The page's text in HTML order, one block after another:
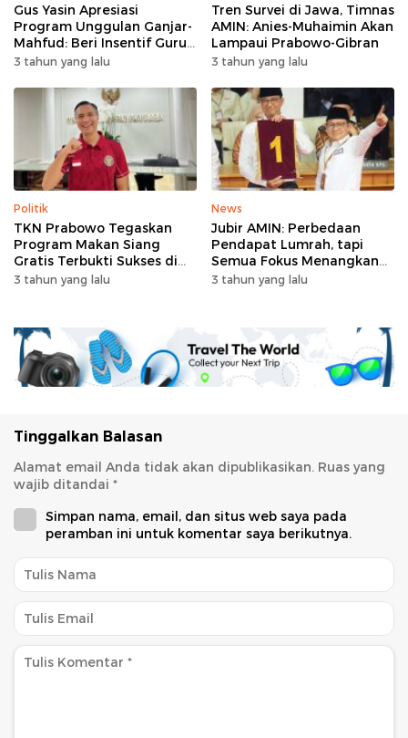
Gus Yasin Apresiasi
Program Unggulan Ganjar-
Mahfud: Beri Insentif Guru
Agama
3 tahun yang lalu
Tren Survei di Jawa, Timnas
AMIN: Anies-Muhaimin Akan
Lampaui Prabowo-Gibran
3 tahun yang lalu
Politik
TKN Prabowo Tegaskan
Program Makan Siang
Gratis Terbukti Sukses di
RI-Global
3 tahun yang lalu
News
Jubir AMIN: Perbedaan
Pendapat Lumrah, tapi
Semua Fokus Menangkan
Anies-Muhaimin
3 tahun yang lalu
Tinggalkan Balasan
Alamat email Anda tidak akan dipublikasikan. Ruas yang
wajib ditandai *
Simpan nama, email, dan situs web saya pada
peramban ini untuk komentar saya berikutnya.